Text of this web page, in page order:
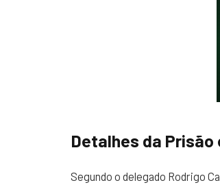
Detalhes da
Segundo o delegado Rodrigo